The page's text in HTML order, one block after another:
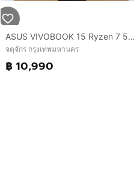
ASUS VIVOBOOK 15 Ryzen 7 5825U RAM16.512GB
จตุจักร กรุงเทพมหานคร
฿ 10,990